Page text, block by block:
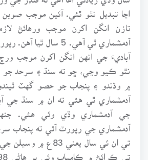
اڃا تبديل نٿو ٿئي. آئين موجب صوبن
آدمشماري ٿي آهي. 5 سال
آباديءَ جي انهن انگن اکرن موجب ورڇ
نٿو ڪيو وڃي، ڇو ته سنڌ ۽ سرحد جو
آدمشماري ٿي هئي ته ان ۾ سنڌ جي
آدمشماري جي رپورٽ آئي ته پنجاب
تي ان ئي سال يعني 83ع